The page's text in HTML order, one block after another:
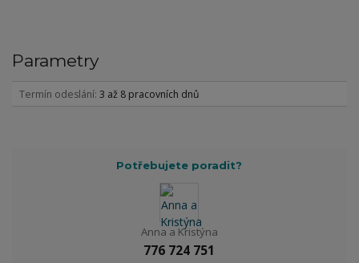
Parametry
Termín odeslání 3 až 8 pracovních dnů
Potřebujete poradit?
Anna a Kristýna
776 724 751